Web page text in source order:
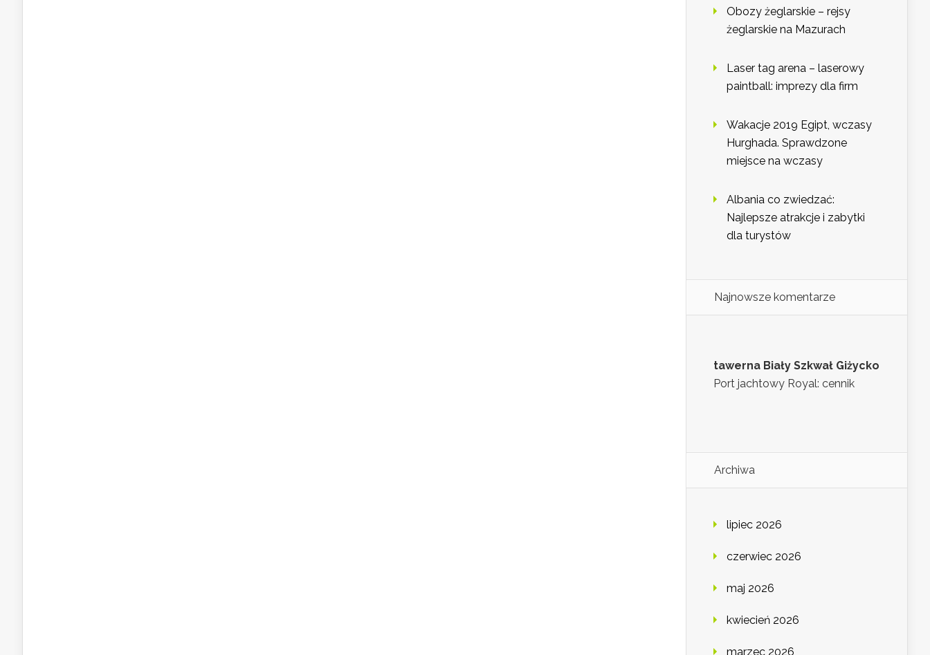
Obozy żeglarskie – rejsy
żeglarskie na Mazurach
Laser tag arena – laserowy
paintball: imprezy dla firm
Wakacje 2019 Egipt, wczasy
Hurghada. Sprawdzone
miejsce na wczasy
Albania co zwiedzać:
Najlepsze atrakcje i zabytki
dla turystów
Najnowsze komentarze
tawerna Biały Szkwał Giżycko
Port jachtowy Royal: cennik
Archiwa
lipiec 2026
czerwiec 2026
maj 2026
kwiecień 2026
marzec 2026